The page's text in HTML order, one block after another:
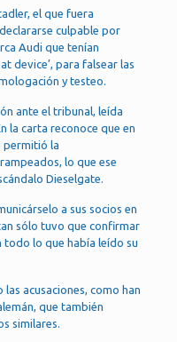
el que fuera
culpable por
Audi que tenían
device’, para falsear las
y testeo.
ante el tribunal, leída
la carta reconoce que en
permitió la
lo que ese
Dieselgate.
a sus socios en
sólo tuvo que confirmar
todo lo que había leído su
acusaciones, como han
que también
similares.